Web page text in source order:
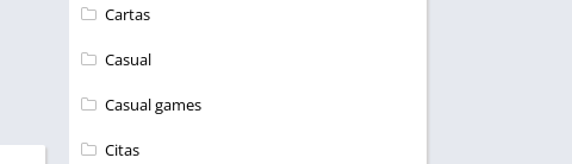
Cartas
Casual
Casual games
Citas